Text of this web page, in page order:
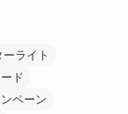
ーライト
ド
ペーン